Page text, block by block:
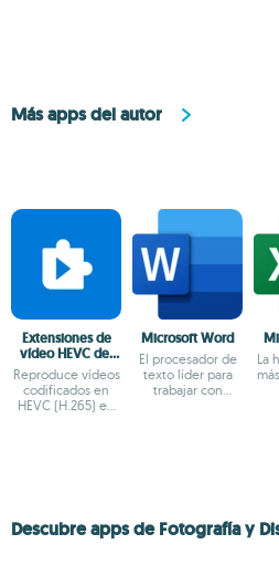
Más apps del autor
Extensiones de
vídeo HEVC del
fabricante
Reproduce vídeos
codificados en
HEVC (H.265) en
Microsoft Word
El procesador de
texto líder para
trabajar con
La
Descubre apps de Fotografía y